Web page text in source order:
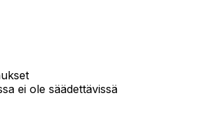
ei ole säädettävissä